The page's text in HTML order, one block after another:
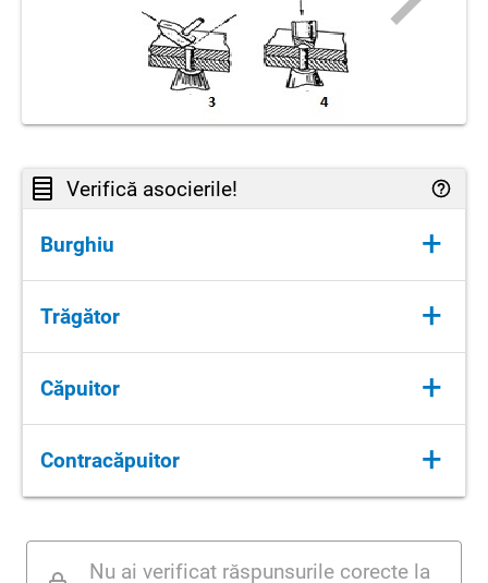
Verifică asocierile!
Burghiu +
Alezaj
Trăgător +
Table
Căpuitor +
Cap nit
Contracăpuitor +
Nu ai verificat răspunsurile corecte la